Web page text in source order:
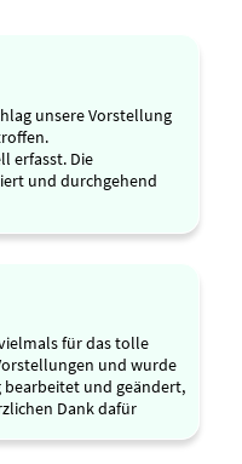
unsere Vorstellung
erfasst. Die
und durchgehend
für das tolle
und wurde
bearbeitet und geändert,
Dank dafür